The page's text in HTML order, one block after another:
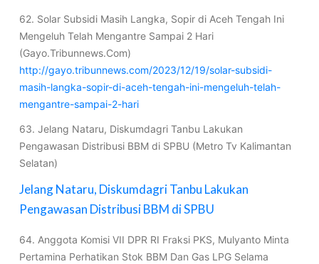
62. Solar Subsidi Masih Langka, Sopir di Aceh Tengah Ini
Mengeluh Telah Mengantre Sampai 2 Hari
(Gayo.Tribunnews.Com)
http://gayo.tribunnews.com/2023/12/19/solar-subsidi-
masih-langka-sopir-di-aceh-tengah-ini-mengeluh-telah-
mengantre-sampai-2-hari
63. Jelang Nataru, Diskumdagri Tanbu Lakukan
Pengawasan Distribusi BBM di SPBU (Metro Tv Kalimantan
Selatan)
Jelang Nataru, Diskumdagri Tanbu Lakukan
Pengawasan Distribusi BBM di SPBU
64. Anggota Komisi VII DPR RI Fraksi PKS, Mulyanto Minta
Pertamina Perhatikan Stok BBM Dan Gas LPG Selama